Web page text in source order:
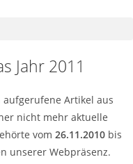
Jahr 2011
aufgerufene Artikel aus
nicht mehr aktuelle
vom 26.11.2010 bis
unserer Webpräsenz.